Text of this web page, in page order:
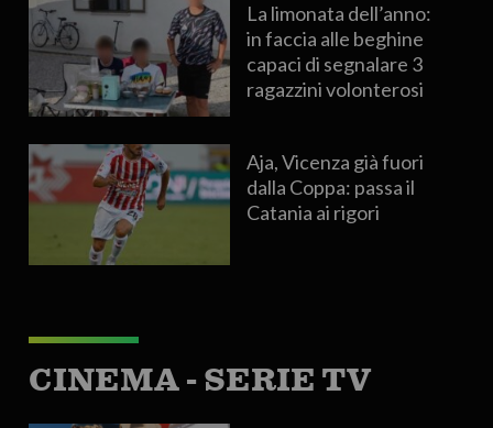
La limonata dell’anno:
in faccia alle beghine
capaci di segnalare 3
ragazzini volonterosi
Aja, Vicenza già fuori
dalla Coppa: passa il
Catania ai rigori
CINEMA - SERIE TV